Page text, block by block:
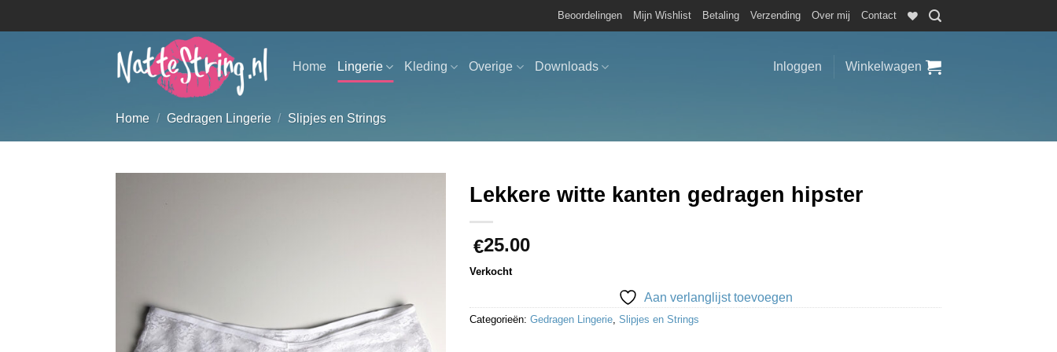
naar
Beoordelingen Mijn Wishlist Betaling Verzending Over mij Contact
Home Lingerie Kleding Overige Downloads Inloggen Winkelwagen
Home / Gedragen Lingerie / Slipjes en Strings
Lekkere witte kanten gedragen hipster
€25.00
Verkocht
Aan verlanglijst toevoegen
Categorieën: Gedragen Lingerie, Slipjes en Strings